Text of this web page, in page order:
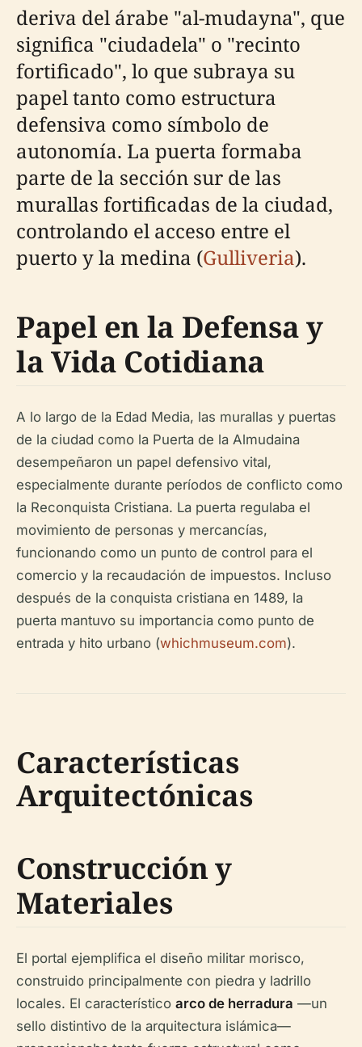
deriva del árabe "al-mudayna", que
significa "ciudadela" o "recinto
fortificado", lo que subraya su
papel tanto como estructura
defensiva como símbolo de
autonomía. La puerta formaba
parte de la sección sur de las
murallas fortificadas de la ciudad,
controlando el acceso entre el
puerto y la medina (Gulliveria).
Papel en la Defensa y
la Vida Cotidiana
A lo largo de la Edad Media, las murallas y puertas
de la ciudad como la Puerta de la Almudaina
desempeñaron un papel defensivo vital,
especialmente durante períodos de conflicto como
la Reconquista Cristiana. La puerta regulaba el
movimiento de personas y mercancías,
funcionando como un punto de control para el
comercio y la recaudación de impuestos. Incluso
después de la conquista cristiana en 1489, la
puerta mantuvo su importancia como punto de
entrada y hito urbano (whichmuseum.com).
Características
Arquitectónicas
Construcción y
Materiales
El portal ejemplifica el diseño militar morisco,
construido principalmente con piedra y ladrillo
locales. El característico arco de herradura —un
sello distintivo de la arquitectura islámica—